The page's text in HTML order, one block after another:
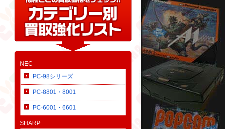
NEC
PC-98シリーズ
PC-8801・8001
PC-6001・6601
SHARP